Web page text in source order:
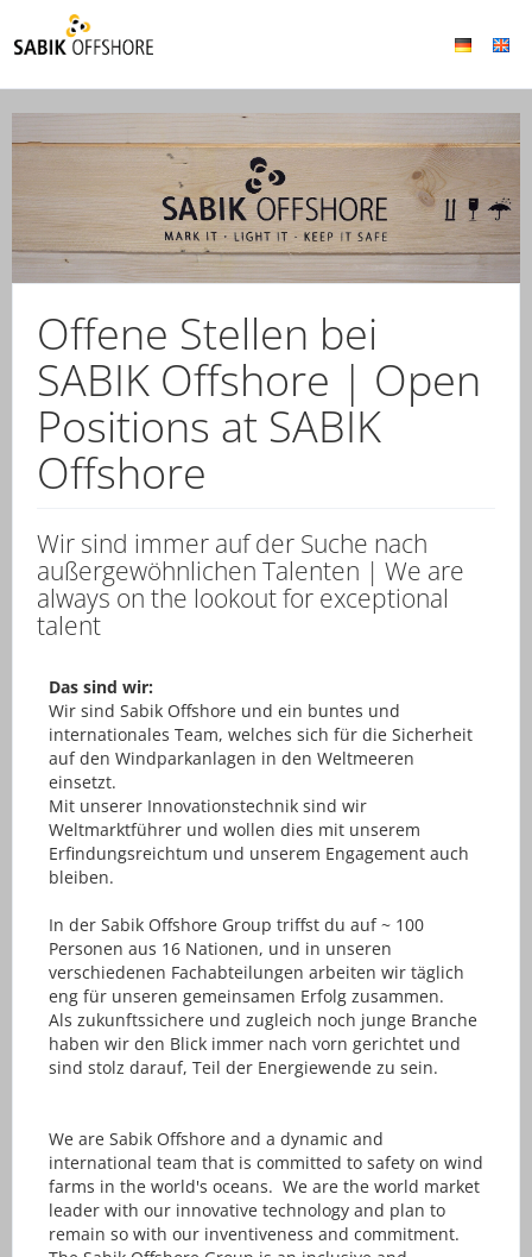
Offene Stellen bei
SABIK Offshore | Open
Positions at SABIK
Offshore
Wir sind immer auf der Suche nach
außergewöhnlichen Talenten | We are
always on the lookout for exceptional
talent
Das sind wir:
Wir sind Sabik Offshore und ein buntes und
internationales Team, welches sich für die Sicherheit
auf den Windparkanlagen in den Weltmeeren
einsetzt.
Mit unserer Innovationstechnik sind wir
Weltmarktführer und wollen dies mit unserem
Erfindungsreichtum und unserem Engagement auch
bleiben.
In der Sabik Offshore Group triffst du auf ~ 100
Personen aus 16 Nationen, und in unseren
verschiedenen Fachabteilungen arbeiten wir täglich
eng für unseren gemeinsamen Erfolg zusammen.
Als zukunftssichere und zugleich noch junge Branche
haben wir den Blick immer nach vorn gerichtet und
sind stolz darauf, Teil der Energiewende zu sein.
We are Sabik Offshore and a dynamic and
international team that is committed to safety on wind
farms in the world's oceans. We are the world market
leader with our innovative technology and plan to
remain so with our inventiveness and commitment.